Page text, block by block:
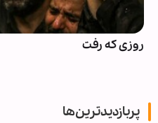
روزی که رفت
پربازدیدترین‌ها